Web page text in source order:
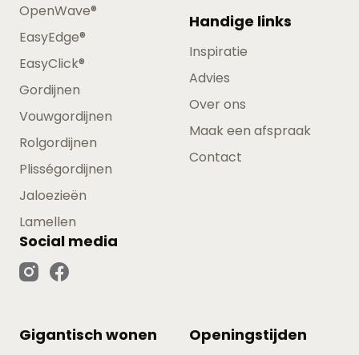
Gigantisch wonen Openingstijden
OpenWave®
EasyEdge®
EasyClick®
Gordijnen
Vouwgordijnen
Rolgordijnen
Plisségordijnen
Jaloezieën
Lamellen
Handige links
Inspiratie
Advies
Over ons
Maak een afspraak
Contact
Social media